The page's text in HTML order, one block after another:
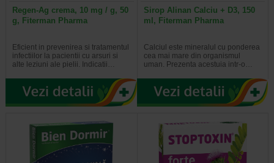
Regen-Ag crema, 10 mg / g, 50
g, Fiterman Pharma
Eficient in prevenirea si tratamentul
infectiilor la pacientii cu arsuri si
alte leziuni ale pielii. Indicatii…
Sirop Alinan Calciu + D3, 150
ml, Fiterman Pharma
Calciul este mineralul cu ponderea
cea mai mare din organismul
uman. Prezenta acestuia intr-o…